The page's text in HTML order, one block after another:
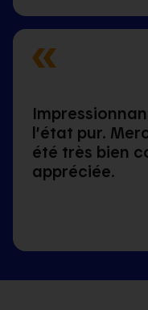
l’état pur.
été très bien
appréciée.